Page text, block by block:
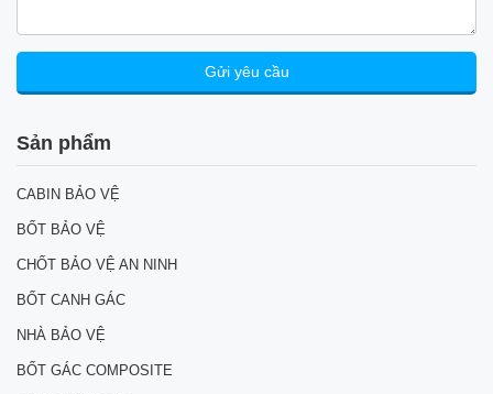
Sản phẩm
CABIN BẢO VỆ
BỐT BẢO VỆ
CHỐT BẢO VỆ AN NINH
BỐT CANH GÁC
NHÀ BẢO VỆ
BỐT GÁC COMPOSITE